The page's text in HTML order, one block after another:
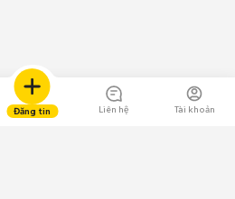
Đăng tin Liên hệ Tài khoản